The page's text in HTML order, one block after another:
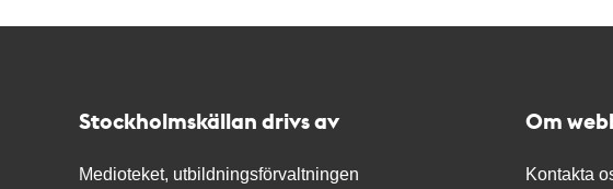
Stockholmskällan drivs av
Medioteket, utbildningsförvaltningen
Om
Kontakta